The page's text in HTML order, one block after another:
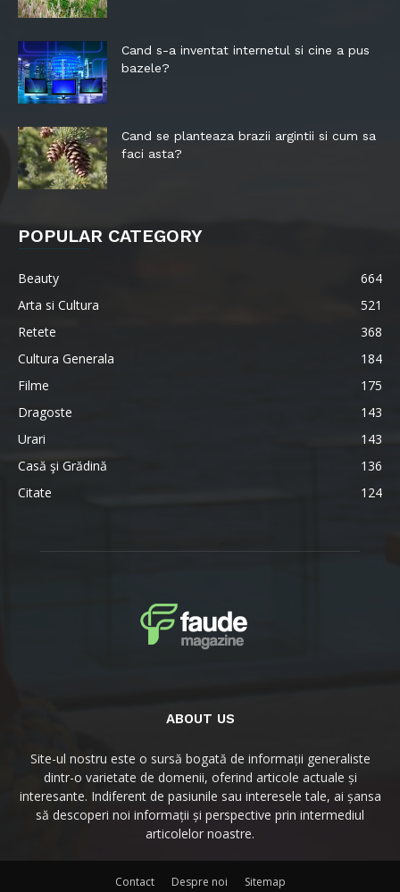
Cand s-a inventat internetul si cine a pus
bazele?
Cand se planteaza brazii argintii si cum sa
faci asta?
POPULAR CATEGORY
Beauty
664
Arta si Cultura
521
Retete
368
Cultura Generala
184
Filme
175
Dragoste
143
Urari
143
Casă şi Grădină
136
Citate
124
ABOUT US
Site-ul nostru este o sursă bogată de informații generaliste
dintr-o varietate de domenii, oferind articole actuale și
interesante. Indiferent de pasiunile sau interesele tale, ai șansa
să descoperi noi informații și perspective prin intermediul
articolelor noastre.
Contact Despre noi Sitemap